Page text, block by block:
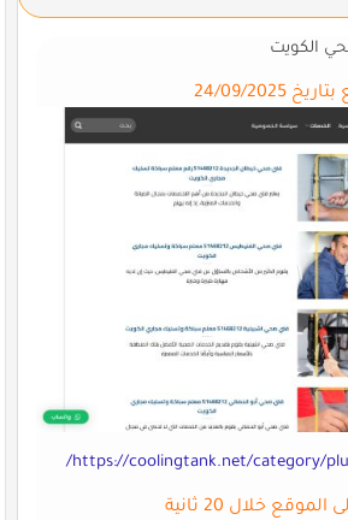
الكويت
09/2025
https://coolingtank.net/category/
خلال 20 ثانية